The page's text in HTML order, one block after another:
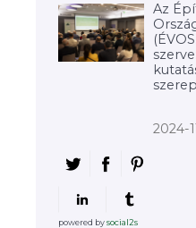
Az
2024-
powered bysocial2s